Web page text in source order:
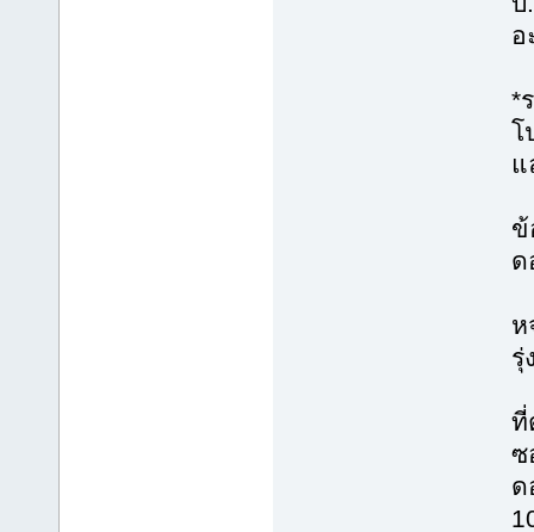
อ
*
โ
แ
ข้
ด
ห
รุ่
ที่
ซ
ด